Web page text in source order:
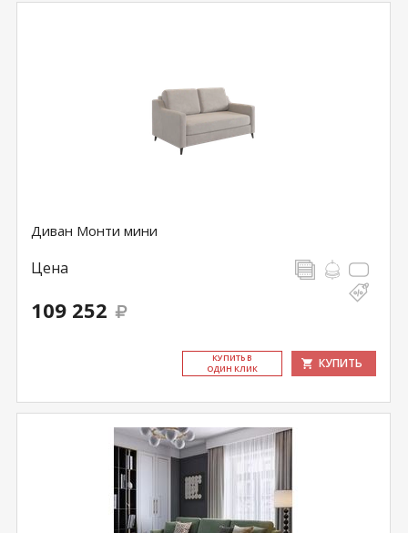
Диван Монти мини
Цена
109 252
КУ­ПИТЬ В
ОДИН КЛИК
КУПИТЬ